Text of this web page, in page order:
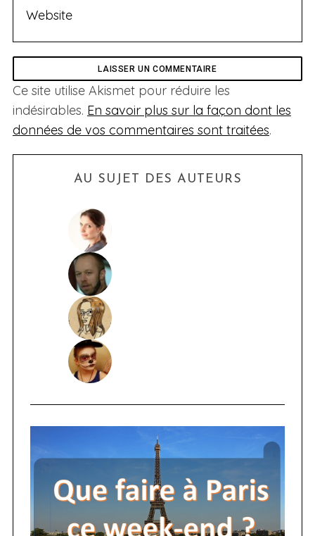
Ce site utilise Akismet pour réduire les
indésirables. En savoir plus sur la façon dont les
données de vos commentaires sont traitées.
AU SUJET DES AUTEURS